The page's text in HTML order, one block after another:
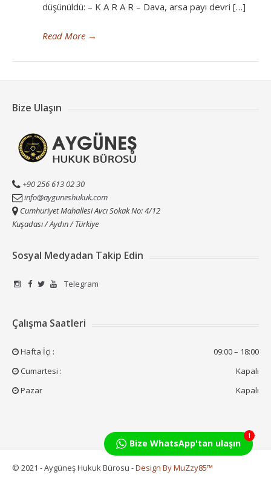
düşünüldü: – K A R A R – Dava, arsa payı devri […]
Read More →
Bize Ulaşın
+90 256 613 02 30
info@ayguneshukuk.com
Cumhuriyet Mahallesi Avcı Sokak No: 4/12
Kuşadası / Aydın / Türkiye
Sosyal Medyadan Takip Edin
Telegram
Çalışma Saatleri
Hafta İçi :
09:00 – 18:00
Cumartesi :
Kapalı
Pazar
Kapalı
© 2021 - Aygüneş Hukuk Bürosu -Design By MuZzy85™
Bize WhatsApp'tan ulaşın
1